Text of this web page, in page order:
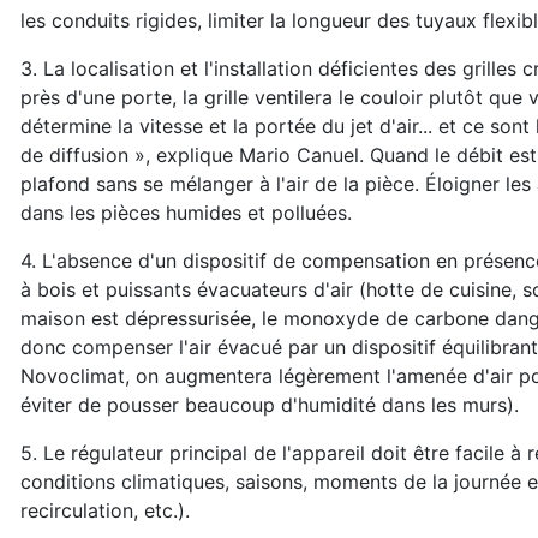
les conduits rigides, limiter la longueur des tuyaux
3. La localisation et l'installation déficientes des grilles
près d'une porte, la grille ventilera le couloir plutôt que
détermine la vitesse et la portée du jet d'air... et ce
de diffusion », explique Mario Canuel. Quand le débit
plafond sans se mélanger à l'air de la pièce. Éloigner
dans les pièces humides et polluées.
4. L'absence d'un dispositif de compensation en
à bois et puissants évacuateurs d'air (hotte de cuisine,
maison est dépressurisée, le monoxyde de carbone
donc compenser l'air évacué par un dispositif
Novoclimat, on augmentera légèrement l'amenée d'air
éviter de pousser beaucoup d'humidité dans les murs).
5. Le régulateur principal de l'appareil doit être facile à
conditions climatiques, saisons, moments de la
recirculation, etc.).